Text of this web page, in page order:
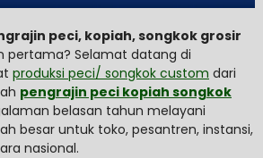
peci, kopiah, songkok grosir
pertama? Selamat datang di
produksi peci/ songkok custom dari
pengrajin peci kopiah songkok
belasan tahun melayani
besar untuk toko, pesantren, instansi,
nasional.